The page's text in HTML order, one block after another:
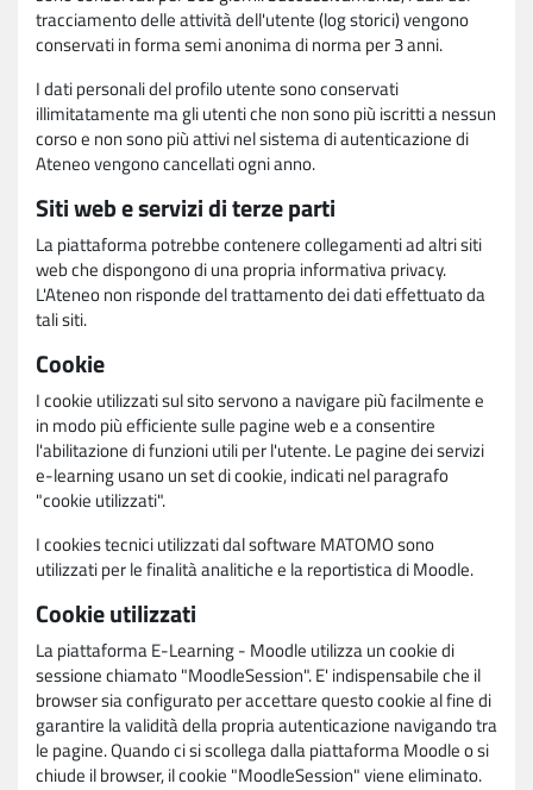
tracciamento delle attività dell'utente (log storici) vengono
conservati in forma semi anonima di norma per 3 anni.
I dati personali del profilo utente sono conservati
illimitatamente ma gli utenti che non sono più iscritti a nessun
corso e non sono più attivi nel sistema di autenticazione di
Ateneo vengono cancellati ogni anno.
Siti web e servizi di terze parti
La piattaforma potrebbe contenere collegamenti ad altri siti
web che dispongono di una propria informativa privacy.
L'Ateneo non risponde del trattamento dei dati effettuato da
tali siti.
Cookie
I cookie utilizzati sul sito servono a navigare più facilmente e
in modo più efficiente sulle pagine web e a consentire
l'abilitazione di funzioni utili per l'utente. Le pagine dei servizi
e-learning usano un set di cookie, indicati nel paragrafo
"cookie utilizzati".
I cookies tecnici utilizzati dal software MATOMO sono
utilizzati per le finalità analitiche e la reportistica di Moodle.
Cookie utilizzati
La piattaforma E-Learning - Moodle utilizza un cookie di
sessione chiamato "MoodleSession". E' indispensabile che il
browser sia configurato per accettare questo cookie al fine di
garantire la validità della propria autenticazione navigando tra
le pagine. Quando ci si scollega dalla piattaforma Moodle o si
chiude il browser, il cookie "MoodleSession" viene eliminato.